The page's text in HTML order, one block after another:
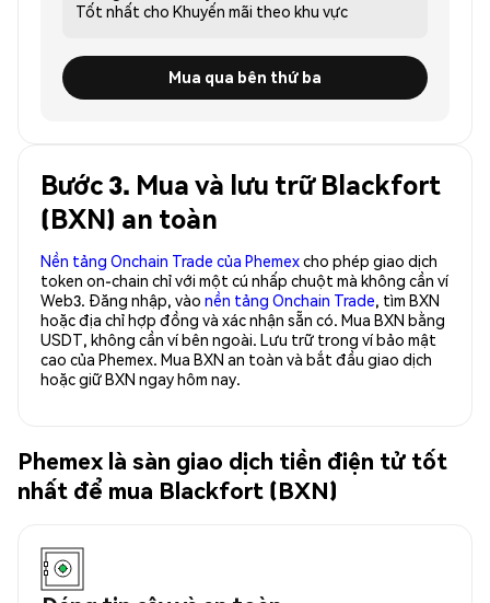
Tốt nhất cho Khuyến mãi theo khu vực
Mua qua bên thứ ba
Bước 3. Mua và lưu trữ Blackfort
(BXN) an toàn
Nền tảng Onchain Trade của Phemexcho phép giao dịch
token on-chain chỉ với một cú nhấp chuột mà không cần ví
Web3. Đăng nhập, vào nền tảng Onchain Trade, tìm BXN
hoặc địa chỉ hợp đồng và xác nhận sẵn có. Mua BXN bằng
USDT, không cần ví bên ngoài. Lưu trữ trong ví bảo mật
cao của Phemex. Mua BXN an toàn và bắt đầu giao dịch
hoặc giữ BXN ngay hôm nay.
Phemex là sàn giao dịch tiền điện tử tốt
nhất để mua Blackfort (BXN)